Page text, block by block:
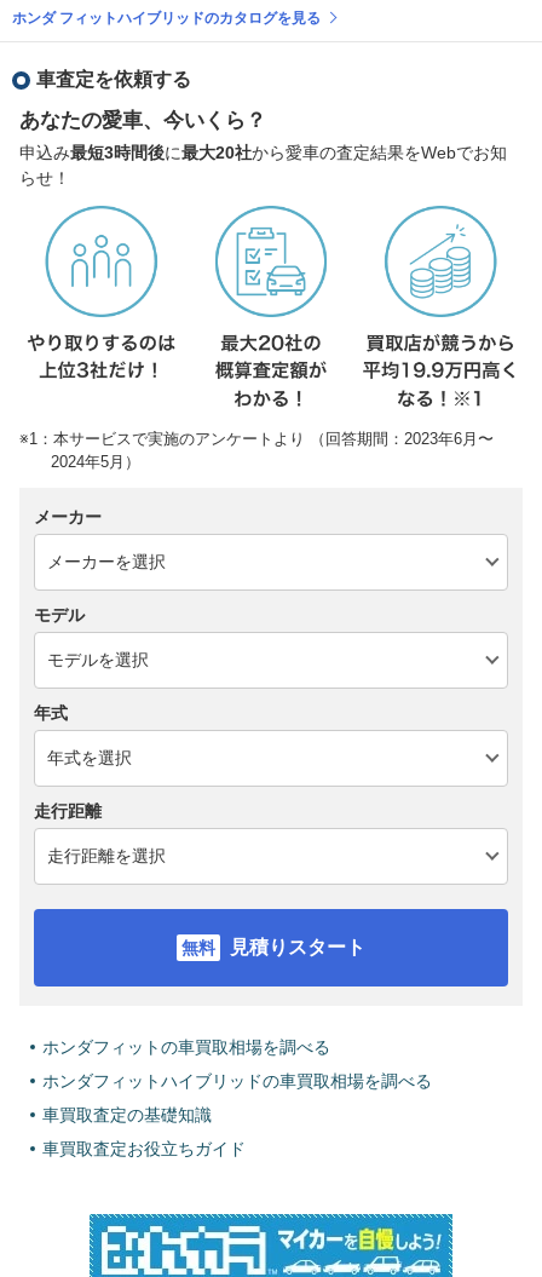
ホンダ フィットハイブリッドのカタログを見る
車査定を依頼する
あなたの愛車、今いくら？
申込み最短3時間後に最大20社から愛車の査定結果をWebでお知
らせ！
※1：本サービスで実施のアンケートより （回答期間：2023年6月〜
2024年5月）
メーカー
モデル
年式
走行距離
見積りスタート
ホンダフィットの車買取相場を調べる
ホンダフィットハイブリッドの車買取相場を調べる
車買取査定の基礎知識
車買取査定お役立ちガイド